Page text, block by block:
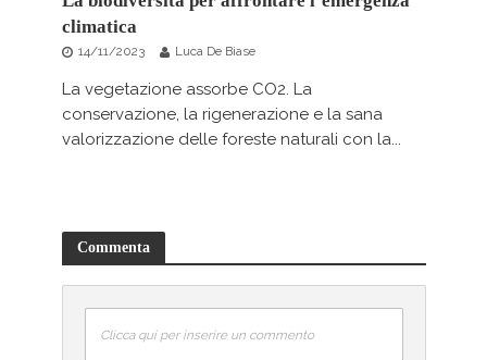
climatica
14/11/2023 Luca De Biase
La vegetazione assorbe CO2. La
conservazione, la rigenerazione e la sana
valorizzazione delle foreste naturali con la...
Commenta
Clicca qui per inserire un commento